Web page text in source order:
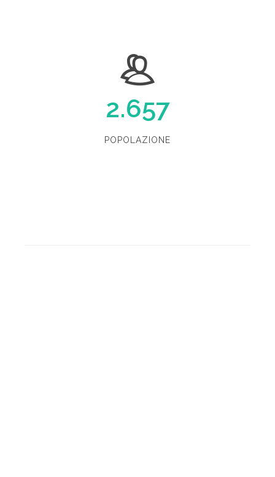
2.657
POPOLAZIONE